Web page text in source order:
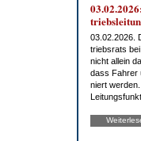
03.02.2026.
triebs­rats
nicht al­lein
dass Fah­rer
niert